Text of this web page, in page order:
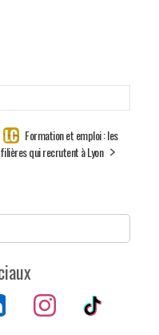
Formation et emploi : les
filières qui recrutent à Lyon